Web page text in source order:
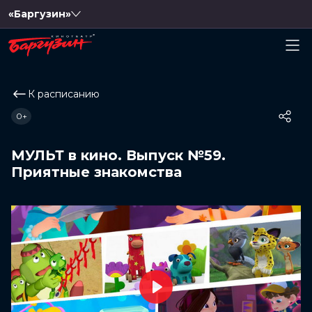
«Баргузин»
К расписанию
МУЛЬТ в кино. Выпуск №59.
Приятные знакомства
0+
Play